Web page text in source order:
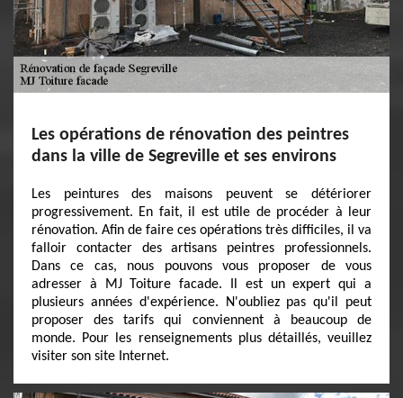
Les opérations de rénovation des peintres
dans la ville de Segreville et ses environs
Les peintures des maisons peuvent se détériorer
progressivement. En fait, il est utile de procéder à leur
rénovation. Afin de faire ces opérations très difficiles, il va
falloir contacter des artisans peintres professionnels.
Dans ce cas, nous pouvons vous proposer de vous
adresser à MJ Toiture facade. Il est un expert qui a
plusieurs années d'expérience. N'oubliez pas qu'il peut
proposer des tarifs qui conviennent à beaucoup de
monde. Pour les renseignements plus détaillés, veuillez
visiter son site Internet.